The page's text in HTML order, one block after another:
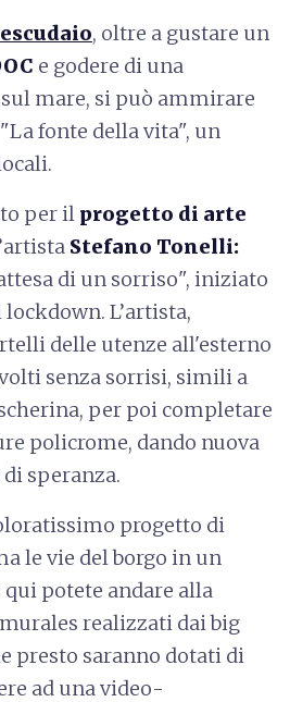
, oltre a gustare un
e godere di una
mare, si può ammirare
"La fonte della vita", un
per il progetto di arte
Stefano Tonelli:
di un sorriso", iniziato
L’artista,
delle utenze all'esterno
senza sorrisi, simili a
per poi completare
policrome, dando nuova
speranza.
progetto di
le vie del borgo in un
potete andare alla
realizzati dai big
presto saranno dotati di
ad una video-